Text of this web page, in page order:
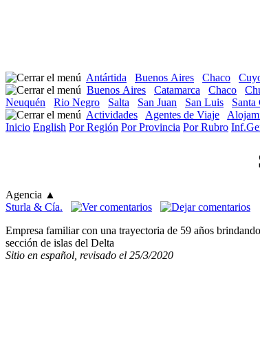
Antártida Buenos Aires Chaco
Buenos Aires
Catamarca Chaco
Neuquén
Rio Negro Salta San Juan San Luis Santa
Actividades
Agentes de Viaje
Inicio English Por Región Por Provincia Por Rubro
Agencia ▲
Sturla & Cía.
Empresa familiar con una trayectoria de 59 años
sección de islas del Delta
Sitio en español, revisado el 25/3/2020